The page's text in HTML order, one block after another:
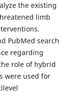
the existing
limb
PubMed search
regarding
role of hybrid
were used for